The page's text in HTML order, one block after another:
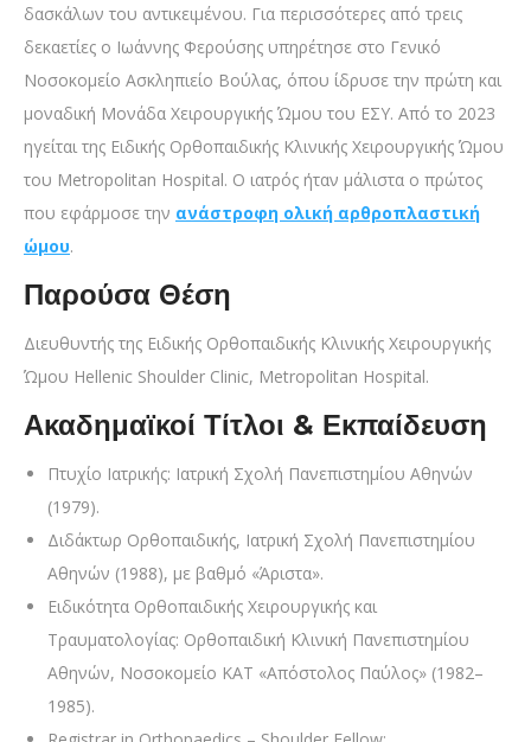
δασκάλων του αντικειμένου. Για περισσότερες από τρεις
δεκαετίες ο Ιωάννης Φερούσης υπηρέτησε στο Γενικό
Νοσοκομείο Ασκληπιείο Βούλας, όπου ίδρυσε την πρώτη και
μοναδική Μονάδα Χειρουργικής Ώμου του ΕΣΥ. Από το 2023
ηγείται της Ειδικής Ορθοπαιδικής Κλινικής Χειρουργικής Ώμου
του Metropolitan Hospital. Ο ιατρός ήταν μάλιστα ο πρώτος
που εφάρμοσε την ανάστροφη ολική αρθροπλαστική
ώμου.
Παρούσα Θέση
Διευθυντής της Ειδικής Ορθοπαιδικής Κλινικής Χειρουργικής
Ώμου Hellenic Shoulder Clinic, Metropolitan Hospital.
Ακαδημαϊκοί Τίτλοι & Εκπαίδευση
Πτυχίο Ιατρικής: Ιατρική Σχολή Πανεπιστημίου Αθηνών
(1979).
Διδάκτωρ Ορθοπαιδικής, Ιατρική Σχολή Πανεπιστημίου
Αθηνών (1988), με βαθμό «Άριστα».
Ειδικότητα Ορθοπαιδικής Χειρουργικής και
Τραυματολογίας: Ορθοπαιδική Κλινική Πανεπιστημίου
Αθηνών, Νοσοκομείο ΚΑΤ «Απόστολος Παύλος» (1982–
1985).